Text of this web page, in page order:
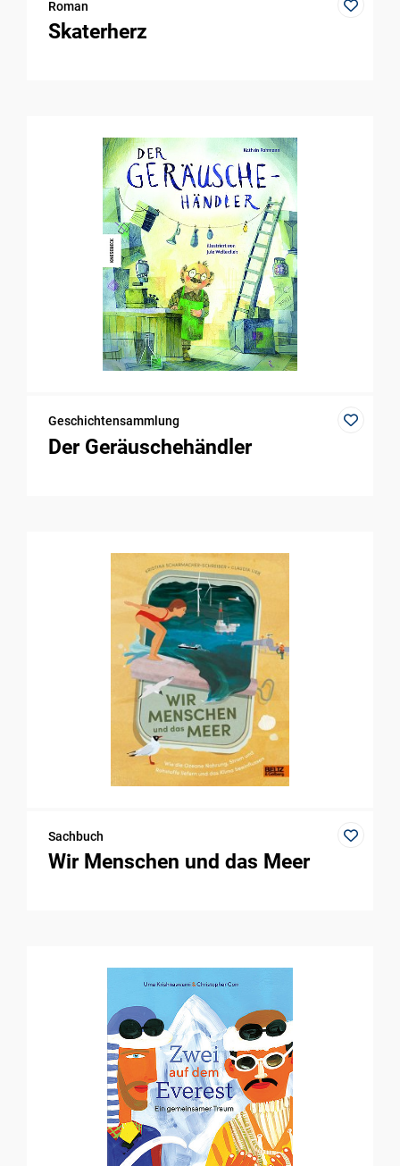
Roman
Skaterherz
Geschichtensammlung
Der Geräuschehändler
Sachbuch
Wir Menschen und das Meer